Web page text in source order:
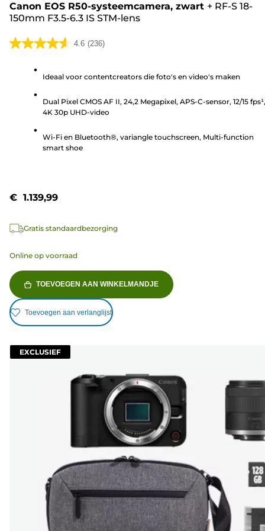
Canon EOS R50-systeemcamera, zwart + RF-S 18-
150mm F3.5-6.3 IS STM-lens
4.6 (236)
4.6
sterren.
beoordelingen
Ideaal voor contentcreators die foto's en video's maken
Dual Pixel CMOS AF II, 24,2 Megapixel, APS-C-sensor, 12/15 fps¹,
4K 30p UHD-video
Wi-Fi en Bluetooth®, variangle touchscreen, Multi-function
smart shoe
€ 1.139,99
Gratis standaardbezorging
Online op voorraad
TOEVOEGEN AAN WINKELMANDJE
Toevoegen aan verlanglijst
EXCLUSIEF